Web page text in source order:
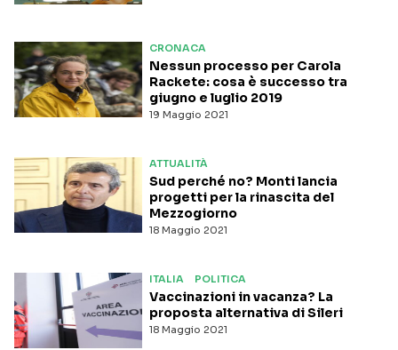
CRONACA
19 Maggio 2021
Nessun processo per Carola
Rackete: cosa è successo tra
giugno e luglio 2019
ATTUALITÀ
18 Maggio 2021
Sud perché no? Monti lancia
progetti per la rinascita del
Mezzogiorno
ITALIA POLITICA
18 Maggio 2021
Vaccinazioni in vacanza? La
proposta alternativa di Sileri